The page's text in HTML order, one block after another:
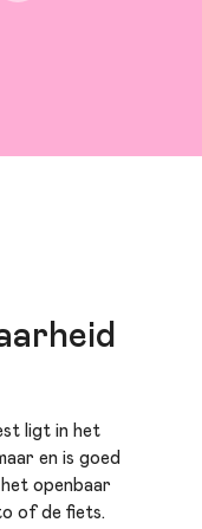
ligt in het
en is goed
openbaar
of de fiets.